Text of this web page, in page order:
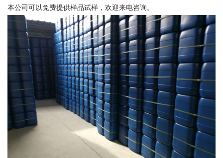
本公司可以免费提供样品试样，欢迎来电咨询。